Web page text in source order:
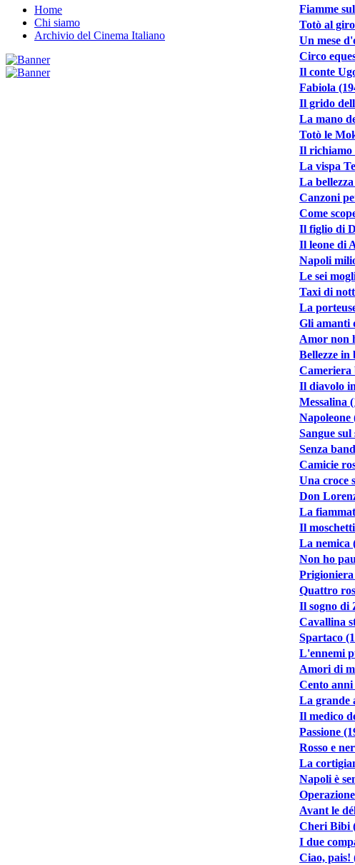
Home
Chi siamo
Archivio del Cinema Italiano
Fiamme
Totò al
Un mese
Circo
Il conte
Fabiola
Il grido
La mano
Totò le
Il richiamo
La vispa
La
Canzoni
Come
Il figlio di
Il leone di
Napoli
Le sei
Taxi di
La
Gli amanti
Amor non
Bellezze in
Cameriera
Il diavolo
Messalina
Napoleone
Sangue sul
Senza
Camicie
Una croce
Don
La
Il
La nemica
Non ho
Quattro
Il sogno di
Cavallina
Spartaco
L'ennemi
Amori di
Cento
La grande
Il medico
Passione
Rosso e
La
Napoli è
Avant le
Cheri Bibi
I due
Ciao, pais!